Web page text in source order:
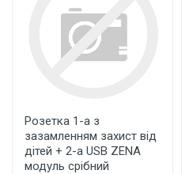
Розетка 1-а з
зазамленням захист від
дітей + 2-а USB ZENA
модуль срібний